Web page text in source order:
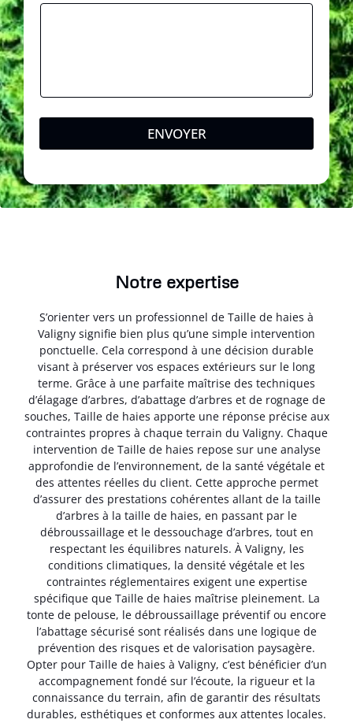
ENVOYER
Notre expertise
S’orienter vers un professionnel de Taille de haies à
Valigny signifie bien plus qu’une simple intervention
ponctuelle. Cela correspond à une décision durable
visant à préserver vos espaces extérieurs sur le long
terme. Grâce à une parfaite maîtrise des techniques
d’élagage d’arbres, d’abattage d’arbres et de rognage de
souches, Taille de haies apporte une réponse précise aux
contraintes propres à chaque terrain du Valigny. Chaque
intervention de Taille de haies repose sur une analyse
approfondie de l’environnement, de la santé végétale et
des attentes réelles du client. Cette approche permet
d’assurer des prestations cohérentes allant de la taille
d’arbres à la taille de haies, en passant par le
débroussaillage et le dessouchage d’arbres, tout en
respectant les équilibres naturels. À Valigny, les
conditions climatiques, la densité végétale et les
contraintes réglementaires exigent une expertise
spécifique que Taille de haies maîtrise pleinement. La
tonte de pelouse, le débroussaillage préventif ou encore
l’abattage sécurisé sont réalisés dans une logique de
prévention des risques et de valorisation paysagère.
Opter pour Taille de haies à Valigny, c’est bénéficier d’un
accompagnement fondé sur l’écoute, la rigueur et la
connaissance du terrain, afin de garantir des résultats
durables, esthétiques et conformes aux attentes locales.